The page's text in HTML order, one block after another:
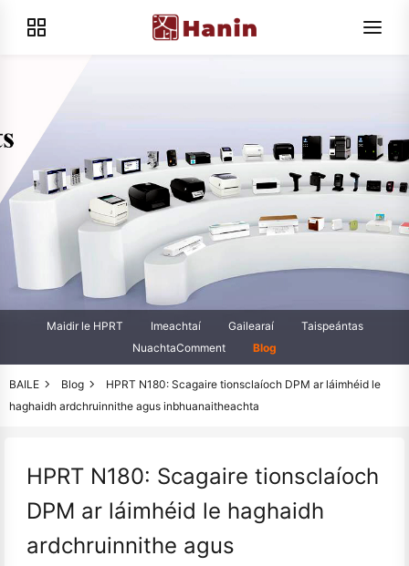
Maidir le HPRT Imeachtaí Gailearaí
Taispeántas
NuachtaComment
Blog
BAILE Blog
HPRT N180: Scagaire tionsclaíoch DPM ar láimhéid le
haghaidh ardchruinnithe agus inbhuanaitheachta
HPRT N180: Scagaire tionsclaíoch
DPM ar láimhéid le haghaidh
ardchruinnithe agus